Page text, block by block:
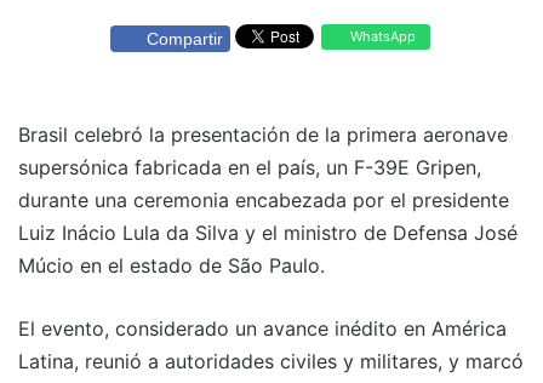
Compartir WhatsApp
Brasil celebró la presentación de la primera aeronave
supersónica fabricada en el país, un F-39E Gripen,
durante una ceremonia encabezada por el presidente
Luiz Inácio Lula da Silva y el ministro de Defensa José
Múcio en el estado de São Paulo.
El evento, considerado un avance inédito en América
Latina, reunió a autoridades civiles y militares, y marcó